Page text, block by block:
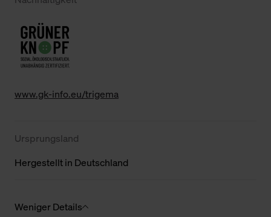
www.gk-info.eu/trigema
Ursprungsland
Hergestellt in Deutschland
Weniger Details